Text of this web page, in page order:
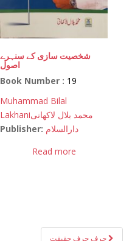
شخصیت سازی کے سنہرے
اصول
Book Number : 19
Muhammad Bilal
Lakhaniمحمد بلال لاکھانی
Publisher: دارالسلام
Read more